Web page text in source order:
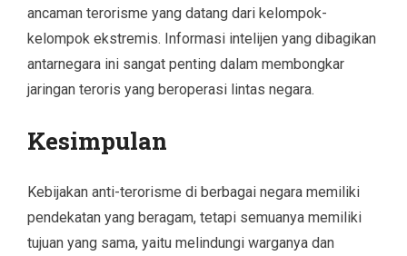
ancaman terorisme yang datang dari kelompok-
kelompok ekstremis. Informasi intelijen yang dibagikan
antarnegara ini sangat penting dalam membongkar
jaringan teroris yang beroperasi lintas negara.
Kesimpulan
Kebijakan anti-terorisme di berbagai negara memiliki
pendekatan yang beragam, tetapi semuanya memiliki
tujuan yang sama, yaitu melindungi warganya dan